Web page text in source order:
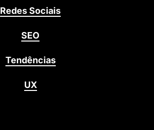
Redes Sociais
SEO
Tendências
UX